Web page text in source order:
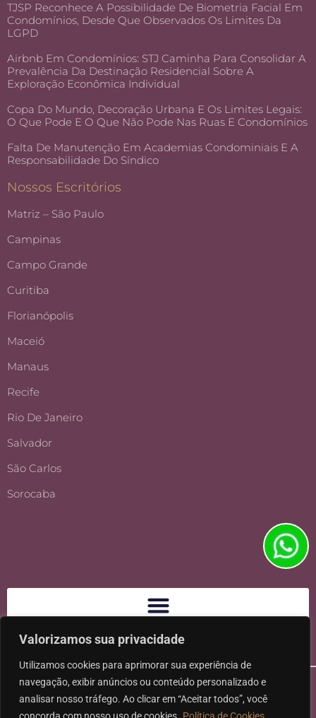
Valorizamos sua privacidade
Utilizamos cookies para aprimorar sua experiência de
navegação, exibir anúncios ou conteúdo personalizado e
analisar nosso tráfego. Ao clicar em “Aceitar todos”, você
TJSP Reconhece A Possibilidade De Biometria Facial Em
Condomínios, Desde Que Observados Os Limites Da
LGPD
Airbnb Em Condomínios: STJ Caminha Para Consolidar A
Prevalência Da Destinação Residencial Sobre A
Exploração Econômica Individual
Copa Do Mundo, Decoração Urbana E Os Limites Legais:
O Que Pode E O Que Não Pode Nas Ruas E Condomínios
Falta De Manutenção Em Academias Condominiais E A
Responsabilidade Do Síndico
Nossos Escritórios
Matriz – São Paulo
Campinas
Campo Grande
Curitiba
Florianópolis
Maceió
Manaus
Recife
Rio De Janeiro
Salvador
São Carlos
Sorocaba